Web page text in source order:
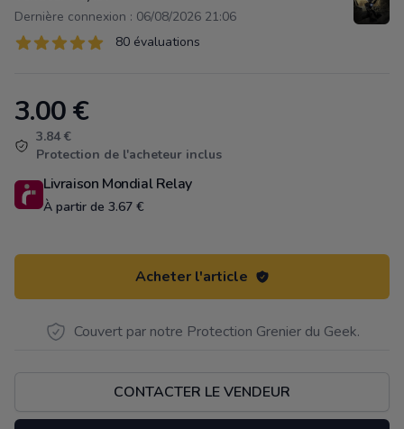
Dernière connexion : 06/08/2026 21:06
Évaluations
80 sur 5 étoiles 80 évaluations
Product information
3.00€
3.84 €
Protection de l'acheteur inclus
Livraison Mondial Relay
À partir de 3.67 €
Acheter l'article
Couvert par notre Protection Grenier du Geek.
CONTACTER LE VENDEUR